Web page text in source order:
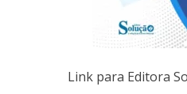
Link para Editora